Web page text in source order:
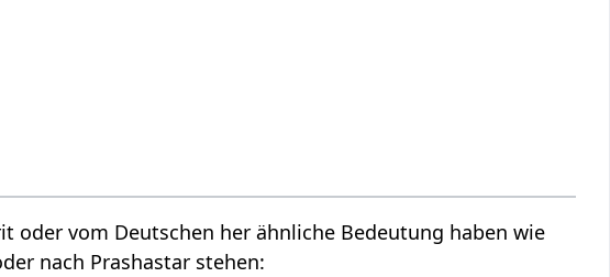
oder vom Deutschen her ähnliche Bedeutung haben wie
nach Prashastar stehen: